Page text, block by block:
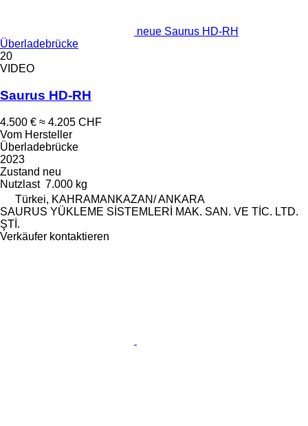
neue Saurus HD-RH
Überladebrücke
20
VIDEO
Saurus HD-RH
4.500 € ≈ 4.205 CHF
Vom Hersteller
Überladebrücke
2023
Zustand neu
Nutzlast 7.000 kg
Türkei, KAHRAMANKAZAN/ ANKARA
SAURUS YÜKLEME SİSTEMLERİ MAK. SAN. VE TİC. LTD.
ŞTİ.
Verkäufer kontaktieren